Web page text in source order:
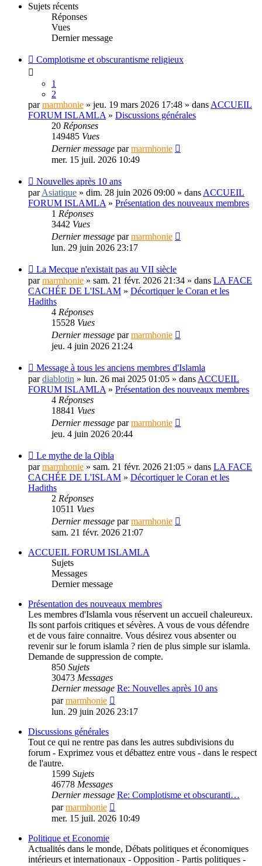
Sujets récents
Réponses
Vues
Dernier message
Complotisme et obscurantisme religieux
1
2
parmarmhonie » jeu. 19 mars 2026 17:48 » dans ACCUEIL
FORUM ISLAMLA » Discussions générales
20 Réponses
149485 Vues
Dernier message parmarmhonie
mer. 15 juil. 2026 10:49
Nouvelles après 10 ans
parAsiatique » dim. 28 juin 2026 09:00 » dans ACCUEIL
FORUM ISLAMLA » Présentation des nouveaux membres
1 Réponses
3442 Vues
Dernier message parmarmhonie
lun. 29 juin 2026 23:17
La Mecque n'existait pas au VII siècle
parmarmhonie » sam. 21 févr. 2026 21:34 » dans LA FACE
CACHÉE DE L'ISLAM » Décortiquer le Coran et les
Hadiths
4 Réponses
15528 Vues
Dernier message parmarmhonie
jeu. 4 juin 2026 21:24
Message à tous les anciens membres d'Islamla
pardiablotin » lun. 26 mai 2025 01:05 » dans ACCUEIL
FORUM ISLAMLA » Présentation des nouveaux membres
4 Réponses
18841 Vues
Dernier message parmarmhonie
jeu. 4 juin 2026 20:44
Le mythe de la Qibla
parmarmhonie » sam. 21 févr. 2026 21:05 » dans LA FACE
CACHÉE DE L'ISLAM » Décortiquer le Coran et les
Hadiths
2 Réponses
10511 Vues
Dernier message parmarmhonie
sam. 21 févr. 2026 21:07
ACCUEIL FORUM ISLAMLA
Sujets
Messages
Dernier message
Présentation des nouveaux membres
Les membres d'Islamla vous réservent un accueil chaleureux.
Ils sont parfois critiques et sévères. A vous de vous défendre
et de vous faire connaitre. Vous désirez vous absenter ou
revenir sur le forum islamla ? rien de plus simple sur islamla.
Demande de suppression de compte.
850 Sujets
30473 Messages
Dernier message Re: Nouvelles après 10 ans
parmarmhonie
le
lun. 29 juin 2026 23:17
Discussions générales
Tout ce qui ne rentre pas dans les autres subdivisions du
forum - Exprimez vous et débattez entre vous - dans le respect
de l'autre.
1599 Sujets
46778 Messages
Dernier message Re: Complotisme et obscuranti…
parmarmhonie
le
mer. 15 juil. 2026 10:49
Politique et Economie
Actualités dans le monde, Débats politiques et économiques
intérieurs et internationaux - Opposition - Partis politiques -